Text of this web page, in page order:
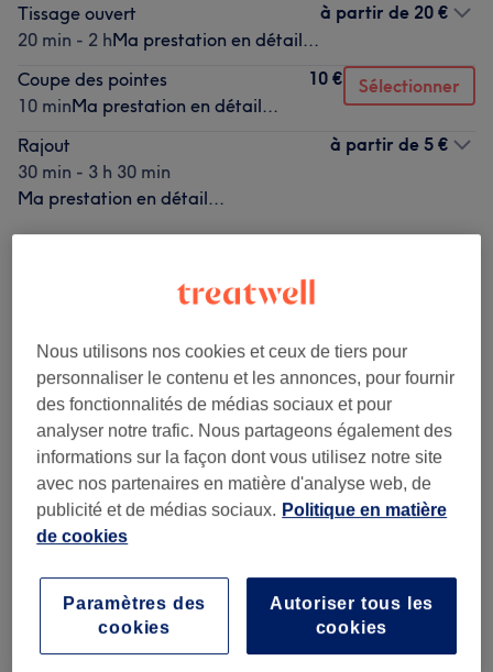
Tissage ouvert
20 min - 2 hMa prestation en détail...
à partir de 20 €
Coupe des pointes
10 minMa prestation en détail...
10 € Sélectionner
Rajout
30 min - 3 h 30 min
Ma prestation en détail...
à partir de 5 €
Recherchez dans notre liste de prestations
Supplément (4) à partir de 10 €
Coiffure Hommes (2 ) à partir de 10 €
Coiffure Enfants ( 4) à partir de 5 €
Knotless (braids) Tresses ( 2) à partir de 10 €
Couleur (1) à partir de 55 €
Shampoing Brushing à partir de 10 €
Nous utilisons nos cookies et ceux de tiers pour
personnaliser le contenu et les annonces, pour fournir
des fonctionnalités de médias sociaux et pour
analyser notre trafic. Nous partageons également des
informations sur la façon dont vous utilisez notre site
avec nos partenaires en matière d'analyse web, de
publicité et de médias sociaux. Politique en matière
de cookies
Autoriser tous les
cookies
Paramètres des
cookies